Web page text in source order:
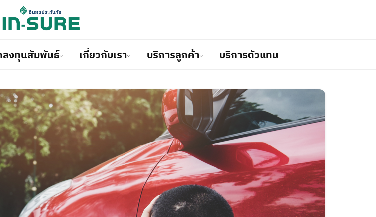
คุณ
ประกันภัยรถยนต์
ประกันภัยอุบัติเหตุและสุขภาพ
ประกันภัยการเดินทาง
ประกันภัยที่อยู่อาศัย
ธุรกิจ
เภท
ประกันภัยด้านวิศวกรรม
ประกันภัยการขนส่งสินค้าและตัวเรือ
ประกันภัยทรัพย์สิน
ประกันภัยอื่น ๆ
งทุนสัมพันธ์
ริการที่ดี
ในการ
โครงสร้างผู้ถือหุ้น
ข้อมูลทางการเงิน
รายงานประจำปี
ข้อมูลฐานะทางการเงินและผลดำเนิน
การ
เกี่ยวกับเรา
นคง
ประวัติ
วิสัยทัศน์ / พันธกิจ
คณะกรรมการบริษัท / ผู้บริหาร
การกำกับดูแลกิจการที่ดี
บริการลูกค้า
ณเป็น
คง
เรียกร้องสินไหมออนไลน์
อู่คู่สัญญา
โรงพยาบาลคู่สัญญา
ข้อแนะนำในการเรียกร้องสินไหม
ข้อแนะนำในการแจ้งอุบัติเหตุ
บริการตัวแทน